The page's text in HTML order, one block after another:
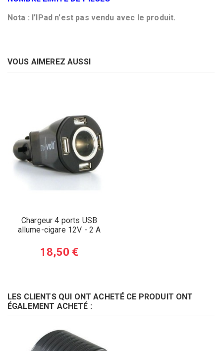
Nota : l'IPad n'est pas vendu avec le produit.
VOUS AIMEREZ AUSSI
Chargeur 4 ports USB
allume-cigare 12V - 2 A
18,50 €
LES CLIENTS QUI ONT ACHETÉ CE PRODUIT ONT
ÉGALEMENT ACHETÉ :